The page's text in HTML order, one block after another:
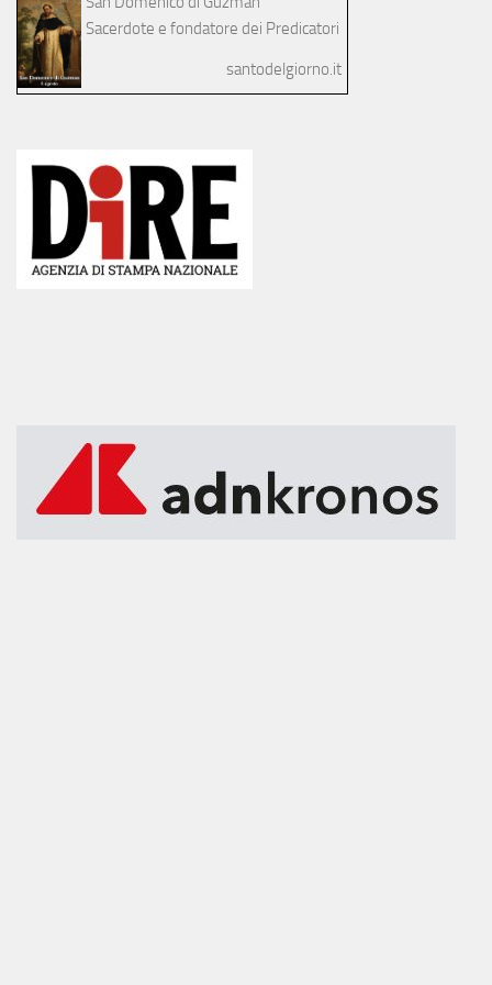
Sacerdote e fondatore dei Predicatori
santodelgiorno.it